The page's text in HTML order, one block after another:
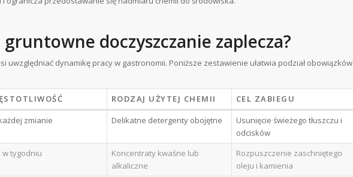
doczyszczanie zaplecza?
uwzględniać dynamikę pracy w gastronomii. Poniższe zestawienie ułatwia podział obowiązków
RODZAJ UŻYTEJ CHEMII
CEL ZABIEGU
zmianie Delikatne detergenty obojętne
Usunięcie świeżego tłuszczu i
odcisków
w tygodniu
Koncentraty kwaśne lub
alkaliczne
Rozpuszczenie zaschniętego
oleju i kamienia